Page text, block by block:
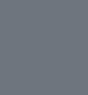
Hotels !